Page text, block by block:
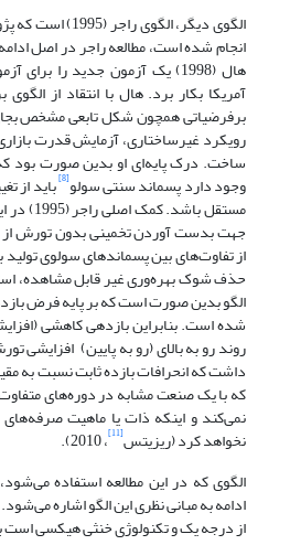
الگوی دیگر،
هال (1998) یک آزمون جدید را
آمریکا بکار برد. هال با انتقاد از
برفرضیاتی همچون شکل تابعی مشخص
رویکرد غیرساختاری، آزمایش قدرت
ساخت. درک پایه‌ای او بدین صورت بود
وجود دارد پسماند سنتی سولو[8] باید از
مستقل
جهت بدست آوردن تخمینی بدون تورش از
از تفاوت‌های بین پسماندهای سولوی تولید
حذف شوک بهره‌وری غیر قابل مشاهده،
الگو بدین صورت است که بر پایه فرض
شده است. بنابراین بازدهی کاهشی
روند رو به بالای (رو به پایین) افزایشی
داشت که انحرافات بازده ثابت نسبت به
که با یک صنعت مشابه در دوره‌های
نمی‌کند و اینکه ذات یا ماهیت
نخواهد کرد (ریزیتس[11]
، 2010).
الگوی که در این مطالعه استفاده
ادامه به مبانی نظری این الگو اشاره
از درجه یک و تکنولوژی خنثی هیکسی